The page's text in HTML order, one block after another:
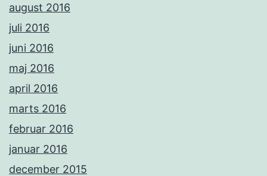
august 2016
juli 2016
juni 2016
maj 2016
april 2016
marts 2016
februar 2016
januar 2016
december 2015